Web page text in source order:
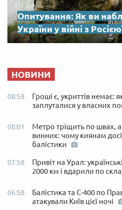
Опитування: Як ви
України у війні з
НОВИНИ
08:58
Гроші є, укриттів немає:
заплуталися у власних
08:01
Метро тріщить по швах,
винних: чому киянам досі
балістики
07:58
Привіт на Урал:
2000 км і вдарили по
06:58
Балістика та С-400 по
атакували Київ цієї ночі